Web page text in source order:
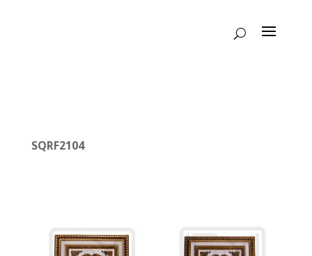
SQRF2104